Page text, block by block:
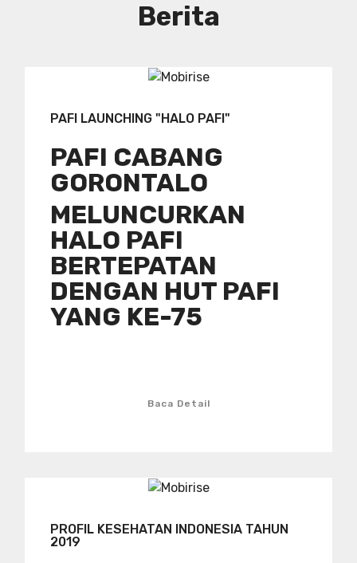
Berita
PAFI LAUNCHING "HALO PAFI"
PAFI CABANG
GORONTALO
MELUNCURKAN
HALO PAFI
BERTEPATAN
DENGAN HUT PAFI
YANG KE-75
Baca Detail
PROFIL KESEHATAN INDONESIA TAHUN
2019